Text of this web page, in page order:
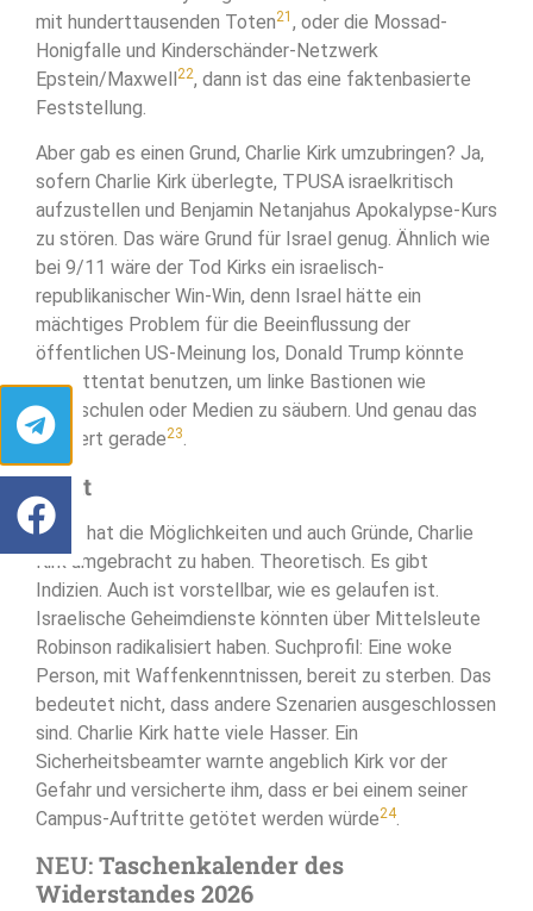
mit hunderttausenden Toten21 , oder die Mossad-
Honigfalle und Kinderschänder-Netzwerk
Epstein/Maxwell22, dann ist das eine faktenbasierte
Feststellung.
Aber gab es einen Grund, Charlie Kirk umzubringen? Ja,
sofern Charlie Kirk überlegte, TPUSA israelkritisch
aufzustellen und Benjamin Netanjahus Apokalypse-Kurs
zu stören. Das wäre Grund für Israel genug. Ähnlich wie
bei 9/11 wäre der Tod Kirks ein israelisch-
republikanischer Win-Win, denn Israel hätte ein
mächtiges Problem für die Beeinflussung der
öffentlichen US-Meinung los, Donald Trump könnte
das Attentat benutzen, um linke Bastionen wie
Hochschulen oder Medien zu säubern. Und genau das
passiert gerade23.
Fazit
Israel hat die Möglichkeiten und auch Gründe, Charlie
Kirk umgebracht zu haben. Theoretisch. Es gibt
Indizien. Auch ist vorstellbar, wie es gelaufen ist.
Israelische Geheimdienste könnten über Mittelsleute
Robinson radikalisiert haben. Suchprofil: Eine woke
Person, mit Waffenkenntnissen, bereit zu sterben. Das
bedeutet nicht, dass andere Szenarien ausgeschlossen
sind. Charlie Kirk hatte viele Hasser. Ein
Sicherheitsbeamter warnte angeblich Kirk vor der
Gefahr und versicherte ihm, dass er bei einem seiner
Campus-Auftritte getötet werden würde24.
NEU:Taschenkalender des
Widerstandes 2026